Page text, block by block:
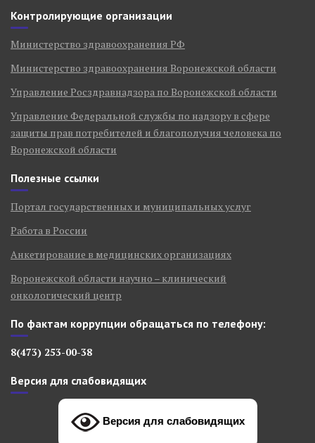
Контролирующие организации
Министерство здравоохранения РФ
Министерство здравоохранения Воронежской области
Управление Росздравнадзора по Воронежской области
Управление Федеральной службы по надзору в сфере
защиты прав потребителей и благополучия человека по
Воронежской области
Полезные ссылки
Портал государственных и муниципальных услуг
Работа в России
Анкетирование в медицинских организациях
Воронежской области научно – клинический
онкологический центр
По фактам коррупции обращаться по телефону:
8(473) 253-00-38
Версия для слабовидящих
Версия для слабовидящих